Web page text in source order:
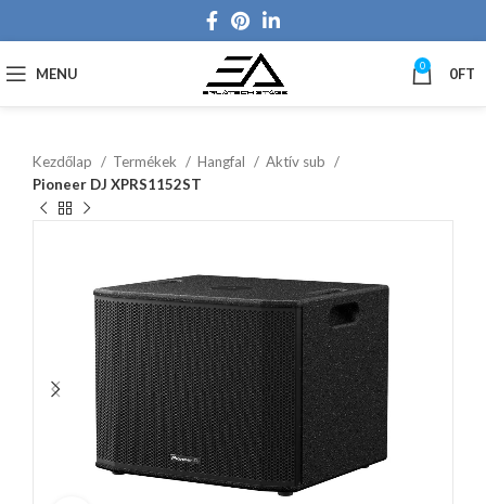
MENU 0 0FT
Kezdőlap Termékek Hangfal
Aktív sub
Pioneer DJ XPRS1152ST